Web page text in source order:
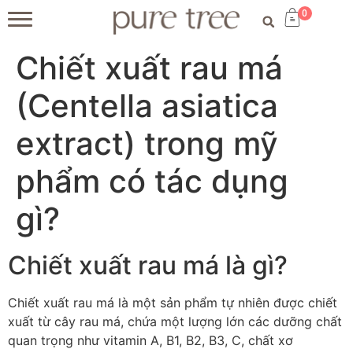
0
Chiết xuất rau má
(Centella asiatica
extract) trong mỹ
phẩm có tác dụng
gì?
Chiết xuất rau má là gì?
Chiết xuất rau má là một sản phẩm tự nhiên được chiết
xuất từ cây rau má, chứa một lượng lớn các dưỡng chất
quan trọng như vitamin A, B1, B2, B3, C, chất xơ